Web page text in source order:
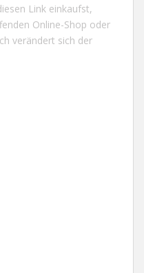
Link einkaufst,
Online-Shop oder
verändert sich der